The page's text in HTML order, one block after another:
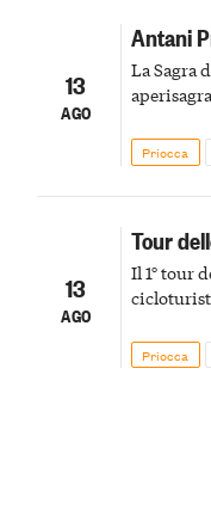
13
AGO
Antani
La Sagra
Priocca
13
AGO
Tour
Il 1° tour
Priocca